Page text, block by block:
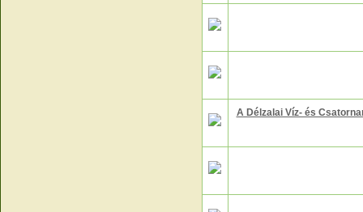
A Délzalai Víz- és